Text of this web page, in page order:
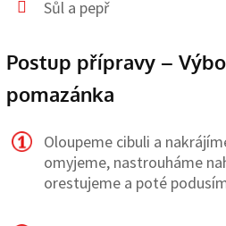
Sůl a pepř
Postup přípravy –
pomazánka
Oloupeme cibuli a
omyjeme, nastrouháme
orestujeme a poté